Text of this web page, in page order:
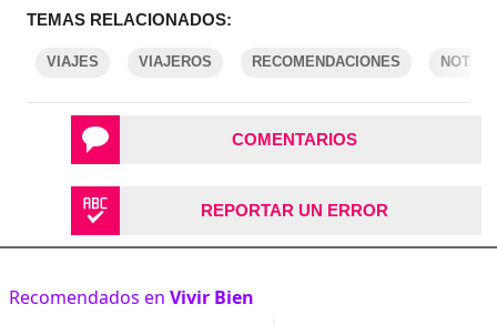
TEMAS RELACIONADOS:
VIAJES VIAJEROS RECOMENDACIONES
COMENTARIOS
REPORTAR UN ERROR
Recomendados en Vivir Bien